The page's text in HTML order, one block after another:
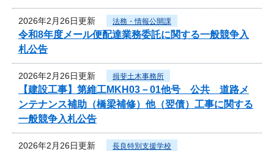
2026年2月26日更新 法務・情報公開課
令和8年度メール便配達業務委託に関する一般競争入
札公告
2026年2月26日更新 揖斐土木事務所
【建設工事】第維工MKH03－01他号 公共 道路メ
ンテナンス補助（橋梁補修）他（翌債）工事に関する
一般競争入札公告
2026年2月26日更新 長良特別支援学校